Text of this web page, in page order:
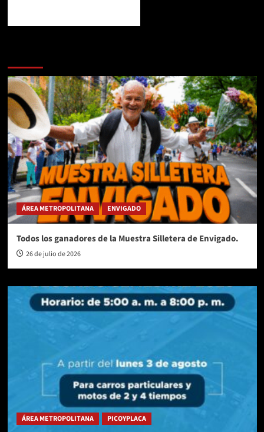
ÁREA METROPOLITANA ENVIGADO
Todos los ganadores de la Muestra Silletera de Envigado.
26 de julio de 2026
ÁREA METROPOLITANA PICOYPLACA